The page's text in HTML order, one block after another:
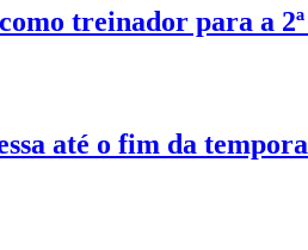
treinador para a
até o fim da